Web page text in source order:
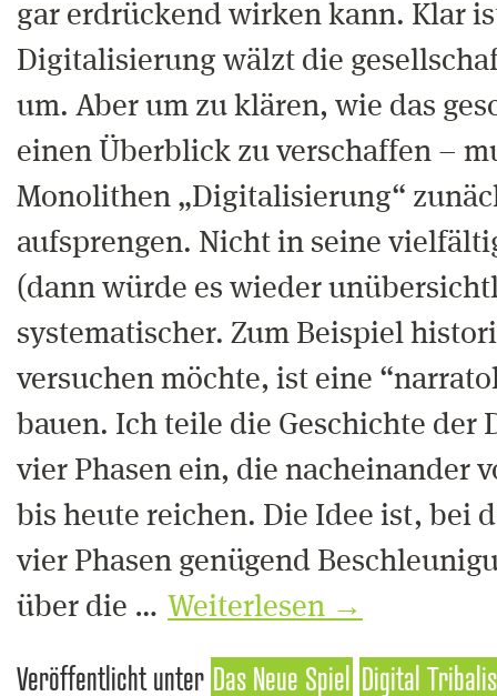
gar erdrückend wirken kann. Klar
Digitalisierung wälzt die
um. Aber um zu klären, wie das
einen Überblick zu verschaffen –
Monolithen „Digitalisierung“
aufsprengen. Nicht in seine
(dann würde es wieder
systematischer. Zum Beispiel
versuchen möchte, ist eine
bauen. Ich teile die Geschichte der
vier Phasen ein, die nacheinander
bis heute reichen. Die Idee ist, bei
vier Phasen genügend
über die … Weiterlesen →
Veröffentlicht unter Das Neue Spiel Digital